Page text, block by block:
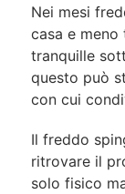
Nei mesi
casa e meno
tranquille
questo può
con cui
Il freddo
ritrovare il
solo fisico